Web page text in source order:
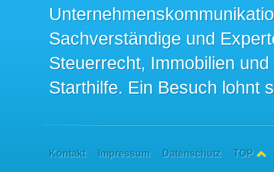
Sachverständige und
Steuerrecht, Immobilien
Starthilfe. Ein Besuch lohnt
Kontakt Impressum Datenschutz TOP